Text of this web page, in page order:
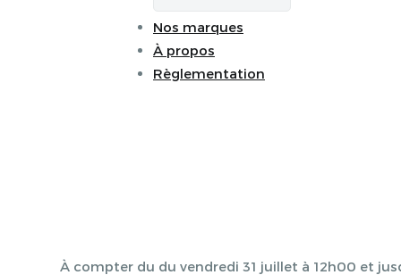
Nos marques
À propos
Règlementation
À compter du du vendredi 31 juillet à 12h00 et